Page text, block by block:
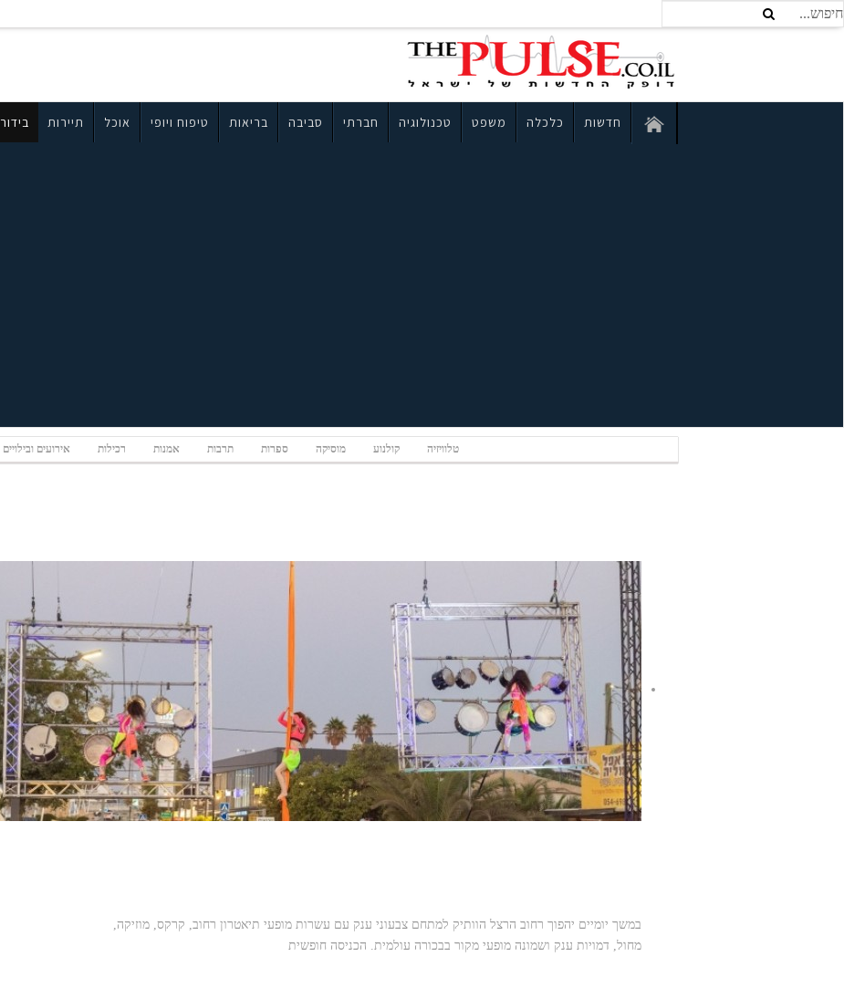
חדשות כלכלה משפט טכנולוגיה חברתי סביבה בריאות טיפוח ויופי אוכל תיירות בידור
טלוויזיה קולנוע מוסיקה ספרות תרבות אמנות רכילות אירועים ובילויים
במשך יומיים יהפוך רחוב הרצל הוותיק למתחם צבעוני ענק עם עשרות מופעי תיאטרון רחוב, קרקס, מוזיקה,
מחול, דמויות ענק ושמונה מופעי מקור בבכורה עולמית. הכניסה חופשית